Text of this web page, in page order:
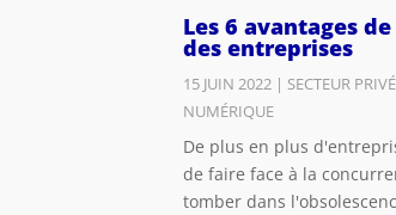
Les 6 avantages
des entreprises
15 JUIN 2022 | SECTEUR PRIVÉ
NUMÉRIQUE
De plus en plus
de faire face à la
tomber dans